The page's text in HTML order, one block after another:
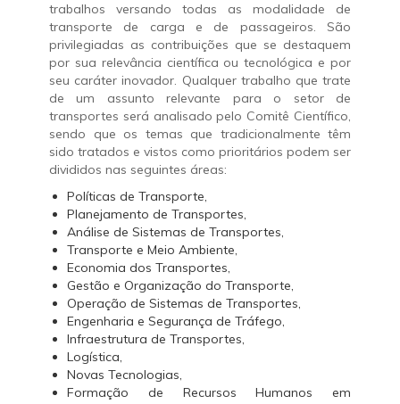
trabalhos versando todas as modalidade de
transporte de carga e de passageiros. São
privilegiadas as contribuições que se destaquem
por sua relevância científica ou tecnológica e por
seu caráter inovador. Qualquer trabalho que trate
de um assunto relevante para o setor de
transportes será analisado pelo Comitê Científico,
sendo que os temas que tradicionalmente têm
sido tratados e vistos como prioritários podem ser
divididos nas seguintes áreas:
Políticas de Transporte,
Planejamento de Transportes,
Análise de Sistemas de Transportes,
Transporte e Meio Ambiente,
Economia dos Transportes,
Gestão e Organização do Transporte,
Operação de Sistemas de Transportes,
Engenharia e Segurança de Tráfego,
Infraestrutura de Transportes,
Logística,
Novas Tecnologias,
Formação de Recursos Humanos em